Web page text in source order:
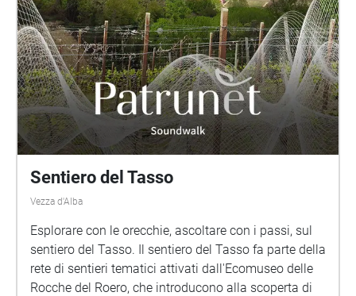
Sentiero del Tasso
Vezza d'Alba
Esplorare con le orecchie, ascoltare con i passi, sul
sentiero del Tasso. Il sentiero del Tasso fa parte della
rete di sentieri tematici attivati dall'Ecomuseo delle
Rocche del Roero, che introducono alla scoperta di